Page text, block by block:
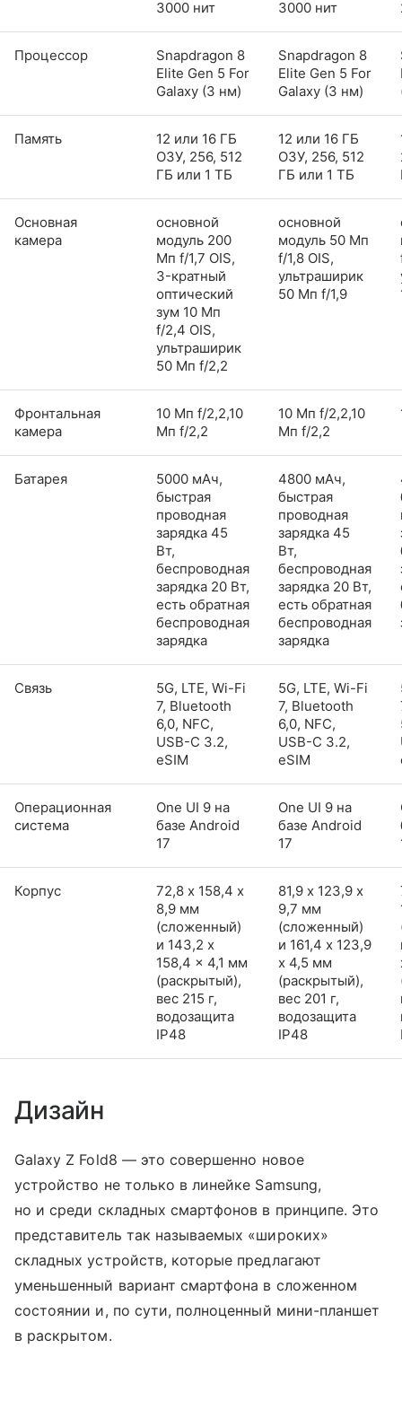
3000 нит
3000 нит
Процессор
Snapdragon 8
Elite Gen 5 For
Galaxy (3 нм)
Snapdragon 8
Elite Gen 5 For
Galaxy (3 нм)
Память
12 или 16 ГБ
ОЗУ, 256, 512
ГБ или 1 ТБ
12 или 16 ГБ
ОЗУ, 256, 512
ГБ или 1 ТБ
Основная
камера
основной
модуль 200
Мп f/1,7 OIS,
3-кратный
оптический
зум 10 Мп
f/2,4 OIS,
ультраширик
50 Мп f/2,2
основной
модуль 50 Мп
f/1,8 OIS,
ультраширик
50 Мп f/1,9
Фронтальная
камера
10 Мп f/2,2,10
Мп f/2,2
10 Мп f/2,2,10
Мп f/2,2
Батарея
5000 мАч,
быстрая
проводная
зарядка 45
Вт,
беспроводная
зарядка 20 Вт,
есть обратная
беспроводная
зарядка
4800 мАч,
быстрая
проводная
зарядка 45
Вт,
беспроводная
зарядка 20 Вт,
есть обратная
беспроводная
зарядка
Связь
5G, LTE, Wi-Fi
7, Bluetooth
6,0, NFC,
USB-C 3.2,
eSIM
5G, LTE, Wi-Fi
7, Bluetooth
6,0, NFC,
USB-C 3.2,
eSIM
Операционная
система
One UI 9 на
базе Android
17
One UI 9 на
базе Android
17
Корпус
72,8 х 158,4 х
8,9 мм
(сложенный)
и 143,2 x
158,4 x 4,1 мм
(раскрытый),
вес 215 г,
водозащита
IP48
81,9 х 123,9 х
9,7 мм
(сложенный)
и 161,4 x 123,9
x 4,5 мм
(раскрытый),
вес 201 г,
водозащита
IP48
Дизайн
Galaxy Z Fold8 — это совершенно новое
устройство не только в линейке Samsung,
но и среди складных смартфонов в принципе. Это
представитель так называемых «широких»
складных устройств, которые предлагают
уменьшенный вариант смартфона в сложенном
состоянии и, по сути, полноценный мини-планшет
в раскрытом.